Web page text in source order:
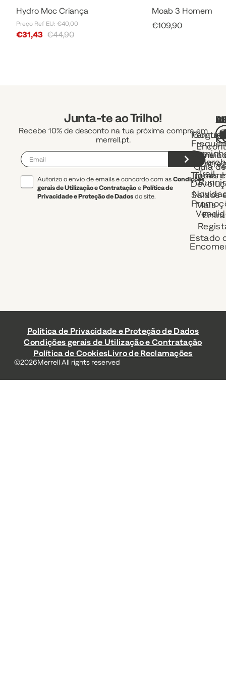
Hydro Moc Criança
Preço Ref EU: €40,00
Sale Price
€31,43 €44,90
Moab 3 Homem
Sale Price
€109,90
Junta-te ao Trilho!
Recebe 10% de desconto na tua próxima compra em
merrell.pt.
Autorizo o envio de emails e concordo com asCondições
gerais de Utilização e Contratação ePolítica de
Privacidade e Proteção de Dados do site.
Envio
Trocas e
Saldos
Estado
uma
Guia de
e
Trail
Mais
Política de Privacidade e Proteção de Dados
Condições gerais de Utilização e Contratação
Política de CookiesLivro de Reclamações
©2026Merrell All rights reserved